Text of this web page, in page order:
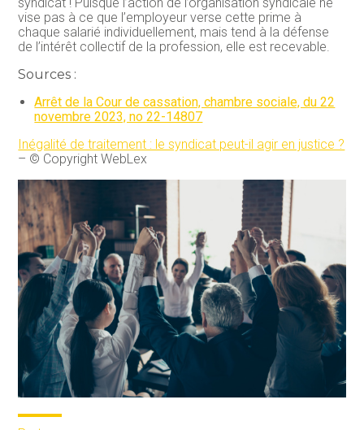
vise pas à ce que l’employeur verse cette prime à
chaque salarié individuellement, mais tend à la défense
de l’intérêt collectif de la profession, elle est recevable.
Sources :
Arrêt de la Cour de cassation, chambre sociale, du 22
novembre 2023, no 22-14807
Inégalité de traitement : le syndicat peut-il agir en justice ?
– © Copyright WebLex